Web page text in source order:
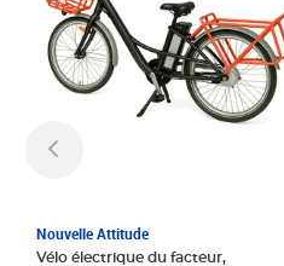
Nouvelle Attitude
Vélo électrique du facteur,